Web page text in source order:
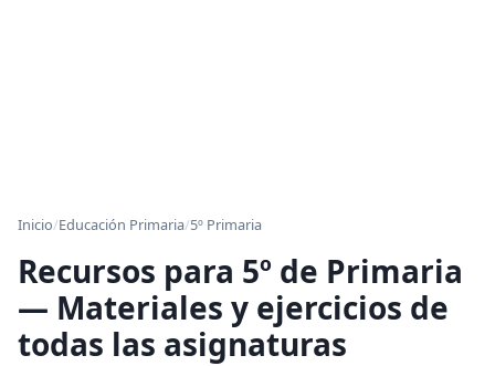
Inicio/Educación Primaria/5º Primaria
Recursos para 5º de Primaria
— Materiales y ejercicios de
todas las asignaturas